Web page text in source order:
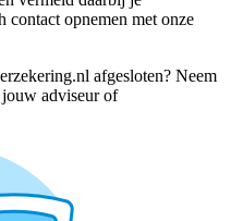
contact opnemen met onze
afgesloten? Neem
adviseur of